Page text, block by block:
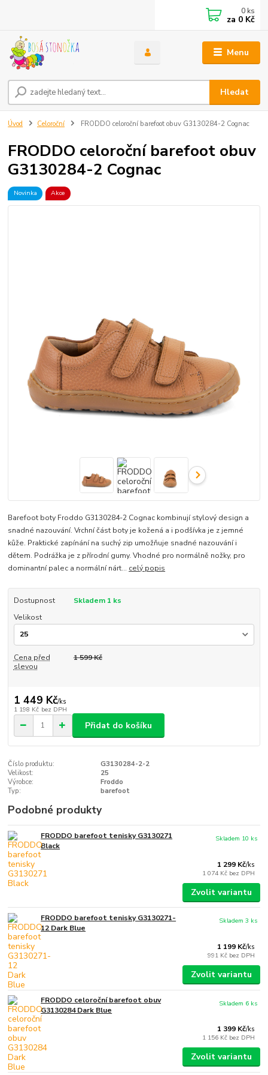
Menu
Hledat
0 ks
za 0 Kč
Úvod Celoroční FRODDO celoroční barefoot obuv G3130284-2 Cognac
FRODDO celoroční barefoot obuv
G3130284-2 Cognac
Novinka Akce
Barefoot boty Froddo G3130284-2 Cognac kombinují stylový design a
snadné nazouvání. Vrchní část boty je kožená a i podšívka je z jemné
kůže. Praktické zapínání na suchý zip umožňuje snadné nazouvání i
dětem. Podrážka je z přírodní gumy. Vhodné pro normálně nožky, pro
dominantní palec a normální nárt... celý popis
Dostupnost
Skladem 1 ks
Velikost
Cena před
slevou
1 599 Kč
1 449 Kč/ks
1 198 Kč bez DPH
Přidat do košíku
Číslo produktu:
G3130284-2-2
Velikost:
25
Výrobce:
Froddo
Typ:
barefoot
Podobné produkty
FRODDO barefoot tenisky G3130271
Black
1 299 Kč/ks
1 074 Kč bez DPH
Skladem 10 ks
Zvolit variantu
FRODDO barefoot tenisky G3130271-
12 Dark Blue
1 199 Kč/ks
991 Kč bez DPH
Skladem 3 ks
Zvolit variantu
FRODDO celoroční barefoot obuv
G3130284 Dark Blue
1 399 Kč/ks
1 156 Kč bez DPH
Skladem 6 ks
Zvolit variantu